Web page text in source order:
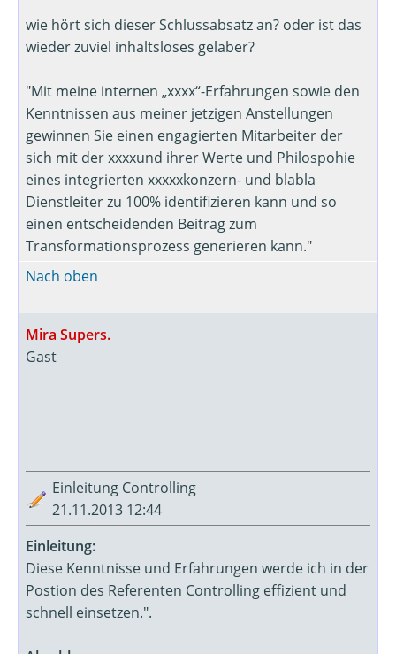
wie hört sich dieser Schlussabsatz an? oder ist das
wieder zuviel inhaltsloses gelaber?
"Mit meine internen „xxxx“-Erfahrungen sowie den
Kenntnissen aus meiner jetzigen Anstellungen
gewinnen Sie einen engagierten Mitarbeiter der
sich mit der xxxxund ihrer Werte und Philospohie
eines integrierten xxxxxkonzern- und blabla
Dienstleiter zu 100% identifizieren kann und so
einen entscheidenden Beitrag zum
Transformationsprozess generieren kann."
Nach oben
Mira Supers.
Gast
Einleitung Controlling
21.11.2013 12:44
Einleitung:
Diese Kenntnisse und Erfahrungen werde ich in der
Postion des Referenten Controlling effizient und
schnell einsetzen.".